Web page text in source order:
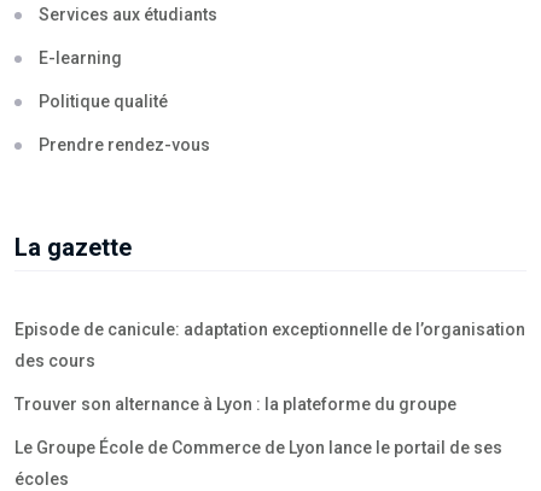
Services aux étudiants
E-learning
Politique qualité
Prendre rendez-vous
La gazette
Episode de canicule: adaptation exceptionnelle de l’organisation
des cours
Trouver son alternance à Lyon : la plateforme du groupe
Le Groupe École de Commerce de Lyon lance le portail de ses
écoles